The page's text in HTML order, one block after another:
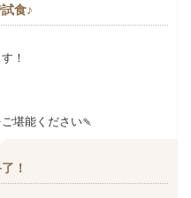
食♪
！
堪能ください🍡
！